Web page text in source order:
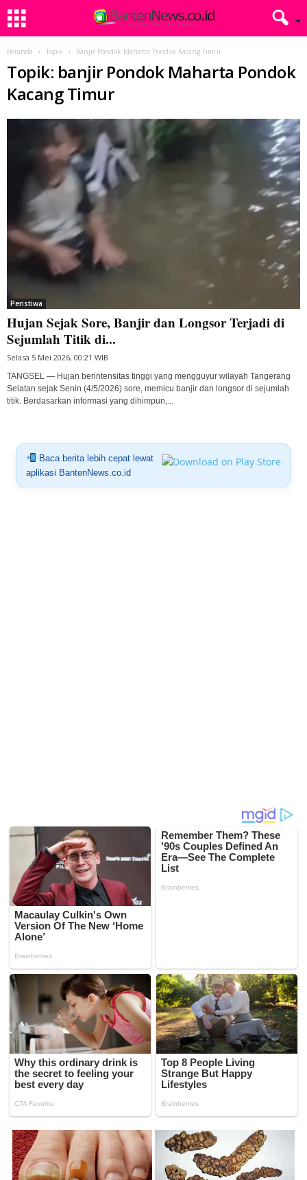
Beranda Topik Banjir Pondok Maharta Pondok Kacang Timur
Topik: banjir Pondok Maharta Pondok
Kacang Timur
Peristiwa
Hujan Sejak Sore, Banjir dan Longsor Terjadi di
Sejumlah Titik di...
Selasa 5 Mei 2026, 00:21 WIB
TANGSEL — Hujan berintensitas tinggi yang mengguyur wilayah Tangerang
Selatan sejak Senin (4/5/2026) sore, memicu banjir dan longsor di sejumlah
titik. Berdasarkan informasi yang dihimpun,...
Baca berita lebih cepat lewat
aplikasi BantenNews.co.id